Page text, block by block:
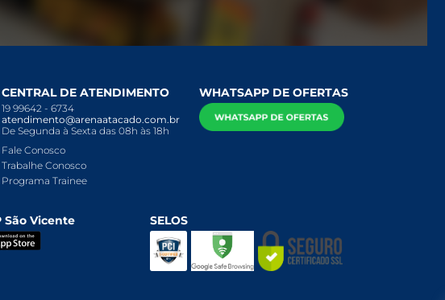
CENTRAL DE ATENDIMENTO
19 99642 - 6734
atendimento@arenaatacado.com.br
De Segunda à Sexta das 08h às 18h
Fale Conosco
Trabalhe Conosco
Programa Trainee
WHATSAPP DE OFERTAS
São Vicente SELOS